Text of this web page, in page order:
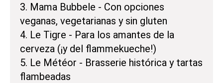
3. Mama Bubbele - Con opciones
veganas, vegetarianas y sin gluten
4. Le Tigre - Para los amantes de la
cerveza (¡y del flammekueche!)
5. Le Météor - Brasserie histórica y tartas
flambeadas